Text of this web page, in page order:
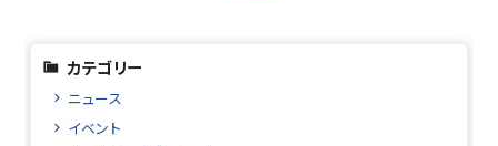
カテゴリー
ニュース
イベント